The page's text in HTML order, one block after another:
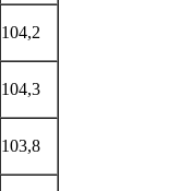
104,2
104,3
103,8